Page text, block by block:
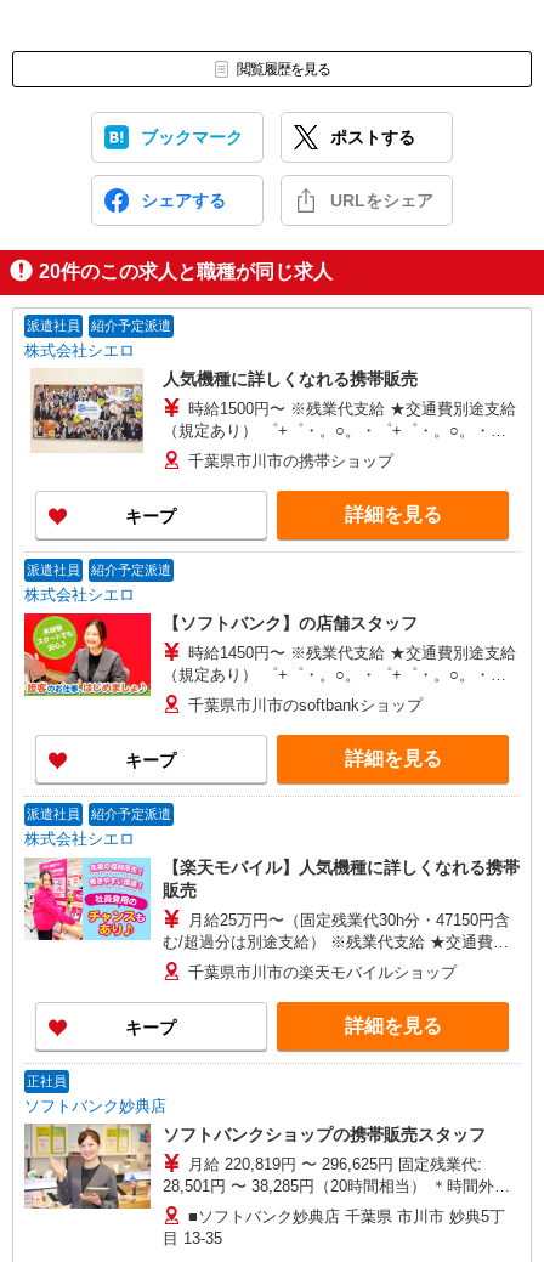
閲覧履歴を見る
ブックマーク ポストする
シェアする URLをシェア
20件のこの求人と職種が同じ求人
派遣社員 紹介予定派遣
株式会社シエロ
人気機種に詳しくなれる携帯販売
時給1500円〜 ※残業代支給 ★交通費別途支給
（規定あり） ゜+゜・。○。・゜+゜・。○。・゜
+゜ 入社祝い金10万円支給(規定有) お友達を紹介
頂くと, インセンティブ支給(規定有) ★月2回払
い・週払い可能（規程有）★ ゜・。○。・゜
+゜・。○。・゜+゜
千葉県市川市の携帯ショップ
キープ 詳細を見る
派遣社員 紹介予定派遣
株式会社シエロ
【ソフトバンク】の店舗スタッフ
時給1450円〜 ※残業代支給 ★交通費別途支給
（規定あり） ゜+゜・。○。・゜+゜・。○。・゜
+゜ 入社祝い金10万円支給(規定有) お友達を紹介
頂くと, インセンティブ支給(規定有) ★月2回払
い・週払い可能（規程有）★ ゜・。○。・゜
+゜・。○。・゜+゜
千葉県市川市のsoftbankショップ
キープ 詳細を見る
派遣社員 紹介予定派遣
株式会社シエロ
【楽天モバイル】人気機種に詳しくなれる携帯
販売
月給25万円〜（固定残業代30h分・47150円含
む/超過分は別途支給） ※残業代支給 ★交通費別
途支給（規定あり） ゜+゜・。○。・゜+゜・。
○。・゜+゜ 入社祝い金10万円支給(規定有) お友達
を紹介頂くと, インセンティブ支給(規定有) ゜・。
○。・゜+゜・。○。・゜+゜
千葉県市川市の楽天モバイルショップ
キープ 詳細を見る
正社員
ソフトバンク妙典店
ソフトバンクショップの携帯販売スタッフ
月給 220,819円 〜 296,625円 固定残業代:
28,501円 〜 38,285円（20時間相当） ＊時間外手
当は時間外労働の有無にかかわらず、固定残業代
として支給し、相当時間を超える時間外労働分は
法定どおり追加で支給します。 試用期間あり 3ヶ
■ソフトバンク妙典店 千葉県 市川市 妙典5丁
目 13‐35